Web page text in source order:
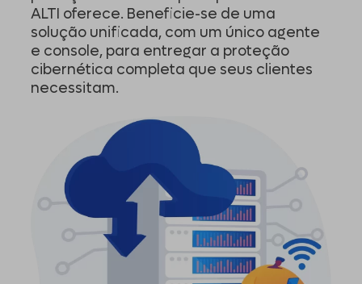
ALTI oferece. Beneficie-se de uma
solução unificada, com um único agente
e console, para entregar a proteção
cibernética completa que seus clientes
necessitam.